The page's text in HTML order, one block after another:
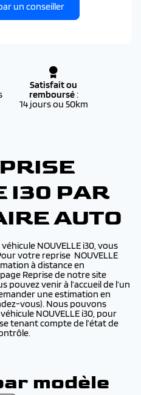
un conseiller
Satisfait ou
remboursé:
14 jours ou 50km
I30 PAR
AUTO
NOUVELLE i30, vous
votre reprise NOUVELLE
à distance en
Reprise de notre site
venir à l’accueil de l’un
une estimation en
vous). Nous pouvons
NOUVELLE i30, pour
tenant compte de l’état de
modèle